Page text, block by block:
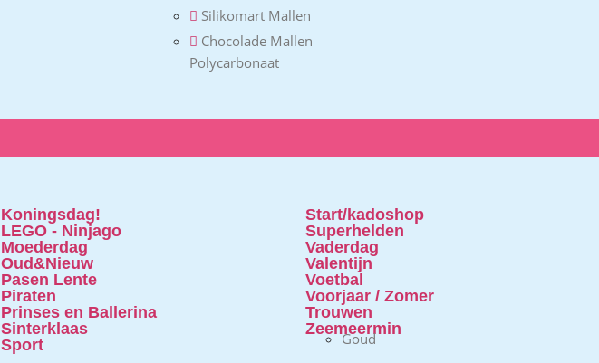
Silikomart Mallen
Chocolade Mallen
Polycarbonaat
Koningsdag!
LEGO - Ninjago
Moederdag
Oud&Nieuw
Pasen Lente
Piraten
Prinses en Ballerina
Sinterklaas
Sport
Start/kadoshop
Superhelden
Vaderdag
Valentijn
Voetbal
Voorjaar / Zomer
Trouwen
Zeemeermin
Goud